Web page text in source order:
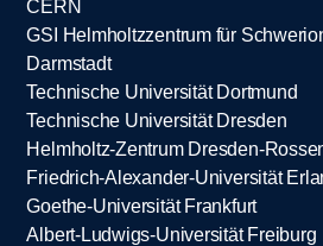
CERN
GSI Helmholtzzentrum für
Darmstadt
Technische Universität Dortmund
Technische Universität Dresden
Helmholtz-Zentrum Dresden-
Friedrich-Alexander-Universität
Goethe-Universität Frankfurt
Albert-Ludwigs-Universität Freiburg